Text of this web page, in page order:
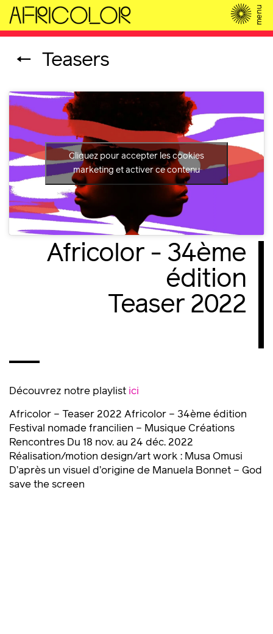
menu
← Teasers
Cliquez pour accepter les cookies
marketing et activer ce contenu
Africolor - 34ème
édition
Teaser 2022
Découvrez notre playlist ici
Africolor – Teaser 2022 Africolor – 34ème édition
Festival nomade francilien – Musique Créations
Rencontres Du 18 nov. au 24 déc. 2022
Réalisation/motion design/art work : Musa Omusi
D’après un visuel d’origine de Manuela Bonnet – God
save the screen